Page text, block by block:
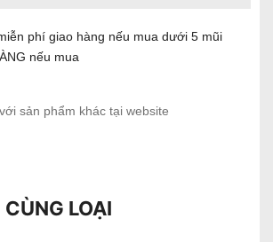
phí giao hàng nếu mua dưới 5 mũi
nếu mua
sản phẩm khác tại website
LOẠI